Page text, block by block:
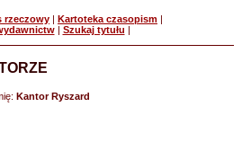
rzeczowy | Kartoteka czasopism |
| Szukaj tytułu |
Kantor Ryszard